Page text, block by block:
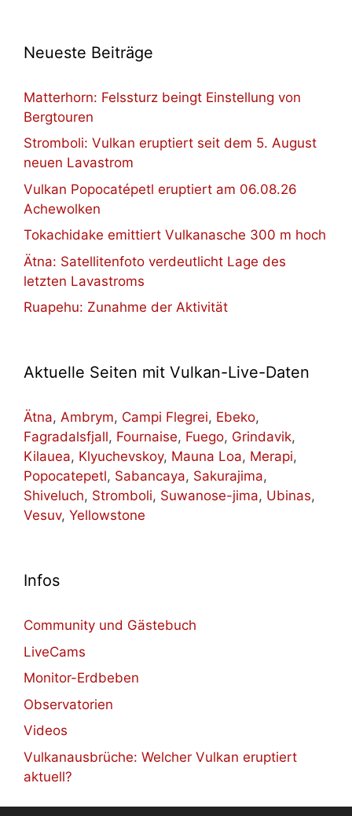
Neueste Beiträge
Matterhorn: Felssturz beingt Einstellung von
Bergtouren
Stromboli: Vulkan eruptiert seit dem 5. August
neuen Lavastrom
Vulkan Popocatépetl eruptiert am 06.08.26
Achewolken
Tokachidake emittiert Vulkanasche 300 m hoch
Ätna: Satellitenfoto verdeutlicht Lage des
letzten Lavastroms
Ruapehu: Zunahme der Aktivität
Aktuelle Seiten mit Vulkan-Live-Daten
Ätna, Ambrym, Campi Flegrei, Ebeko,
Fagradalsfjall, Fournaise, Fuego, Grindavik,
Kilauea, Klyuchevskoy, Mauna Loa, Merapi,
Popocatepetl, Sabancaya, Sakurajima,
Shiveluch, Stromboli, Suwanose-jima, Ubinas,
Vesuv, Yellowstone
Infos
Community und Gästebuch
LiveCams
Monitor-Erdbeben
Observatorien
Videos
Vulkanausbrüche: Welcher Vulkan eruptiert
aktuell?